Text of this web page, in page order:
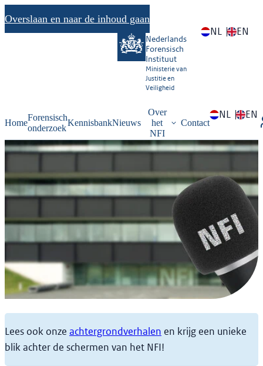
Overslaan en naar de inhoud gaan
NL EN
Nederlands
Forensisch
Instituut
Ministerie van
Justitie en
Veiligheid
Home
Forensisch
onderzoek
KennisbankNieuws
Over
het
NFI
Contact
NL EN
Nieuws
Het laatste nieuws over onze innovaties
en onderzoeksgebieden
Lees ook onze achtergrondverhalen en krijg een unieke
blik achter de schermen van het NFI!